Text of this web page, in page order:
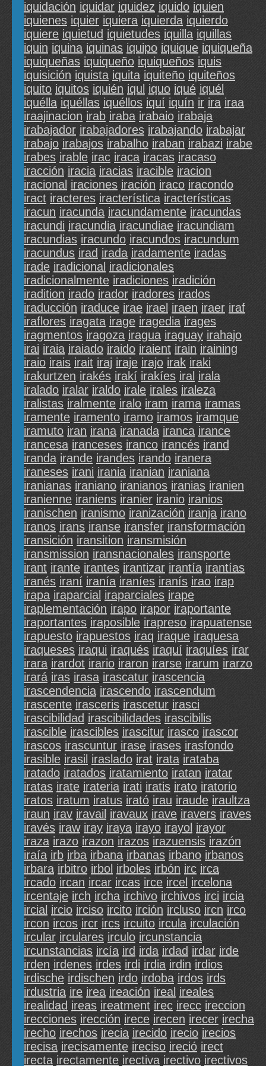
iquidación iquidar iquidez iquido iquien
iquienes iquier iquiera iquierda iquierdo
iquiere iquietud iquietudes iquilla iquillas
iquin iquina iquinas iquipo iquique iquiqueña
iquiqueñas iquiqueño iquiqueños iquis
iquisición iquista iquita iquiteño iquiteños
iquito iquitos iquién iqul iquo iqué iquél
iquélla iquéllas iquéllos iquí iquín ir ira iraa
iraajinacion irab iraba irabaio irabaja
irabajador irabajadores irabajando irabajar
irabajo irabajos irabalho iraban irabazi irabe
irabes irable irac iraca iracas iracaso
iracción iracia iracias iracible iracion
iracional iraciones iración iraco iracondo
iract iracteres iracterística iracterísticas
iracun iracunda iracundamente iracundas
iracundi iracundia iracundiae iracundiam
iracundias iracundo iracundos iracundum
iracundus irad irada iradamente iradas
irade iradicional iradicionales
iradicionalmente iradiciones iradición
iradition irado irador iradores irados
iraducción iraduce irae irael iraen iraer iraf
iraflores iragata irage iragedia irages
iragmentos iragoza iragua iraguay irahajo
irai iraia iraiado iraido iraient irain iraining
iraio irais irait iraj iraje irajo irak iraki
irakurtzen irakés irakí irakíes iral irala
iralado iralar iraldo irale irales iraleza
iralistas iralmente iralo iram irama iramas
iramente iramento iramo iramos iramque
iramuto iran irana iranada iranca irance
irancesa iranceses iranco irancés irand
iranda irande irandes irando iranera
iraneses irani irania iranian iraniana
iranianas iraniano iranianos iranias iranien
iranienne iraniens iranier iranio iranios
iranischen iranismo iranización iranja irano
iranos irans iranse iransfer iransformación
iransición iransition iransmisión
iransmission iransnacionales iransporte
irant irante irantes irantizar irantía irantías
iranés iraní iranía iraníes iranís irao irap
irapa iraparcial iraparciales irape
iraplementación irapo irapor iraportante
iraportantes iraposible irapreso irapuatense
irapuesto irapuestos iraq iraque iraquesa
iraqueses iraqui iraqués iraquí iraquíes irar
irara irardot irario iraron irarse irarum irarzo
irará iras irasa irascatur irascencia
irascendencia irascendo irascendum
irascente irasceris irascetur irasci
irascibilidad irascibilidades irascibilis
irascible irascibles irascitur irasco irascor
irascos irascuntur irase irases irasfondo
irasible irasil iraslado irat irata irataba
iratado iratados iratamiento iratan iratar
iratas irate irateria irati iratis irato iratorio
iratos iratum iratus irató irau iraude iraultza
iraun irav iravail iravaux irave iravers iraves
iravés iraw iray iraya irayo irayol irayor
iraza irazo irazon irazos irazuensis irazón
iraía irb irba irbana irbanas irbano irbanos
irbara irbitro irbol irboles irbón irc irca
ircado ircan ircar ircas irce ircel ircelona
ircentaje irch ircha irchivo irchivos irci ircia
ircial ircio irciso ircito irción ircluso ircn irco
ircon ircos ircr ircs ircuito ircula irculación
ircular irculares irculo ircunstancia
ircunstancias ircía ird irda irdad irdar irde
irden irdenes irdes irdi irdia irdin irdios
irdische irdischen irdo irdoba irdos irds
irdustria ire irea ireación ireal ireales
irealidad ireas ireatment irec irecc ireccion
irecciones irección irece irecen irecer irecha
irecho irechos irecia irecido irecio irecios
irecisa irecisamente ireciso ireció irect
irecta irectamente irectiva irectivo irectivos